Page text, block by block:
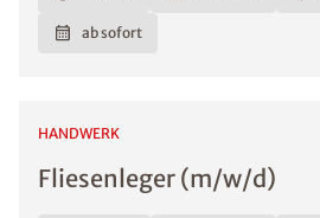
ab sofort
HANDWERK
Fliesenleger (m/w/d)